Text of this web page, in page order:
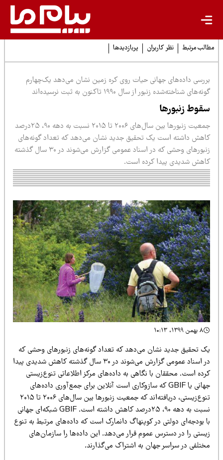
مرتبط نظر کاربران پربازدیدها
داده‌های جهانی حیات روی کره زمین نشان می‌دهد یک‌چهارم
شناخته‌شده زنبور از سال ۱۹۹۰ تاکنون به ثبت نرسیده‌اند
زنبورها
جمعیت زنبورها بین سال‌های ۲۰۰۶ تا ۲۰۱۵ نسبت به دهه ۹۰، ۲۵درصد
داشته است یک تحقیق جدید نشان می‌دهد که تعداد گونه‌های
زنبورهای وحشی که در اسناد عمومی گزارش می‌شوند در ۳۰ سال گذشته
شدیدی پیدا کرده است.
تحقیق جدید نشان می‌دهد که تعداد گونه‌های زنبورهای وحشی که
در اسناد عمومی گزارش می‌شوند در ۳۰ سال گذشته کاهش شدیدی پیدا
است. محققان با نگاهی به داده‌های مرکز اطلاعاتی تنوع‌زیستی
جهانی یا GBIF که سازوکاری است آنلاین برای جمع‌آوری داده‌های
تنوع‌زیستی،‌ دریافته‌اند که جمعیت زنبورها بین سال‌های ۲۰۰۶ تا ۲۰۱۵
نسبت به دهه ۹۰، ۲۵درصد کاهش داشته است. GBIF شبکه‌ای جهانی
بودجه‌ای دولتی در کوپنهاگ دانمارک است که داده‌های مرتبط به تنوع
را در دسترس عموم قرار می‌دهد. این داده‌ها را سازمان‌های
در سراسر جهان به اشتراک می‌گذارند.